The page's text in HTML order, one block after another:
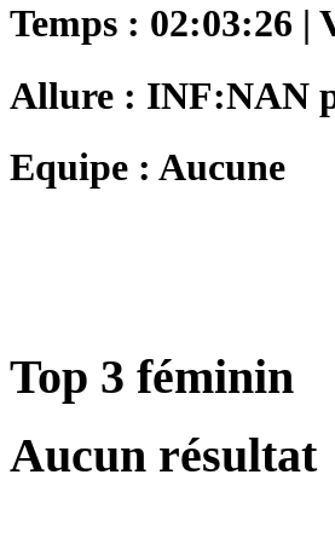
Temps : 02:03:26 |
Allure : INF:NAN
Equipe : Aucune
Top 3 féminin
Aucun résultat